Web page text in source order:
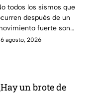
entre
sísmico y
todos los sismos que
después de un
fuerte son
Científicos explican
agosto, 2026
un brote de